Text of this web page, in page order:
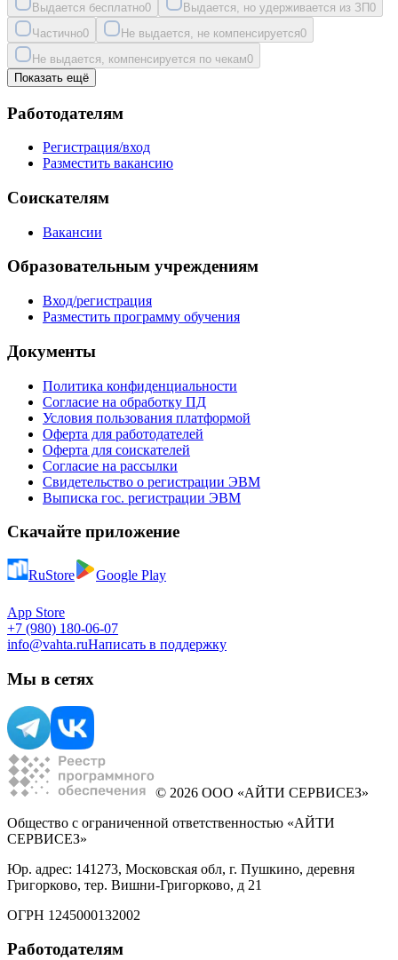
Выдается бесплатно0 Выдается, но удерживается из ЗП0
Частично0 Не выдается, не компенсируется0
Не выдается, компенсируется по чекам0
Показать ещё
Работодателям
Регистрация/вход
Разместить вакансию
Соискателям
Вакансии
Образовательным учреждениям
Вход/регистрация
Разместить программу обучения
Документы
Политика конфиденциальности
Согласие на обработку ПД
Условия пользования платформой
Оферта для работодателей
Оферта для соискателей
Согласие на рассылки
Свидетельство о регистрации ЭВМ
Выписка гос. регистрации ЭВМ
Скачайте приложение
RuStore Google Play
App Store
+7 (980) 180-06-07
info@vahta.ruНаписать в поддержку
Мы в сетях
© 2026 ООО «АЙТИ СЕРВИСЕЗ»
Общество с ограниченной ответственностью «АЙТИ
СЕРВИСЕЗ»
Юр. адрес: 141273, Московская обл, г. Пушкино, деревня
Григорково, тер. Вишни-Григорково, д 21
ОГРН 1245000132002
Работодателям